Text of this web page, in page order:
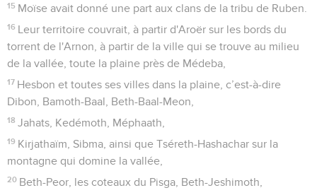
15 Moïse avait donné une part aux clans de la tribu de Ruben.
16 Leur territoire couvrait, à partir d'Aroër sur les bords du
torrent de l'Arnon, à partir de la ville qui se trouve au milieu
de la vallée, toute la plaine près de Médeba,
17 Hesbon et toutes ses villes dans la plaine, c’est-à-dire
Dibon, Bamoth-Baal, Beth-Baal-Meon,
18 Jahats, Kedémoth, Méphaath,
19 Kirjathaïm, Sibma, ainsi que Tséreth-Hashachar sur la
montagne qui domine la vallée,
20 Beth-Peor, les coteaux du Pisga, Beth-Jeshimoth,